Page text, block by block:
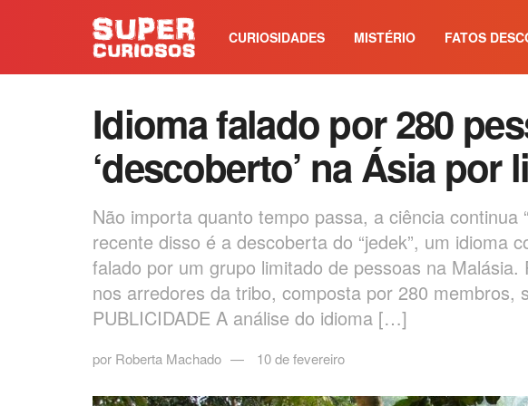
CURIOSIDADES MISTÉRIO FATOS
Idioma falado por 280
‘descoberto’ na Ásia por
Não importa quanto tempo passa, a ciência continua
recente disso é a descoberta do “jedek”, um idioma
falado por um grupo limitado de pessoas na
nos arredores da tribo, composta por 280 membros,
PUBLICIDADE A análise do idioma […]
por Roberta Machado 10 de fevereiro